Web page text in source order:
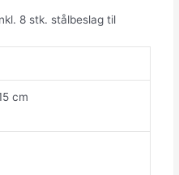
8 stk. stålbeslag til
cm